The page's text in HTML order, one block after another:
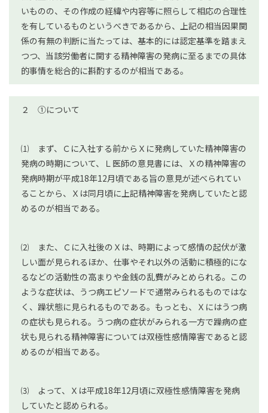
いものの、その作成の経緯や内容等に照らして相応の合理性
を有しているものというべきであるから、上記の相当因果関
係の有無の判断に当たっては、基本的には認定基準を踏まえ
つつ、当該労働者に関する精神障害の発病に至るまでの具体
的事情を総合的に斟酌するのが相当である。
２ ①について
⑴ まず、Ｃに入社する前からＸに発病していた精神障害の
発病の時期について、Ｌ医師の意見書には、Ｘの精神障害の
発病時期が平成18年12月頃である旨の意見が述べられてい
ることから、Ｘは同月頃に上記精神障害を発病していたと認
めるのが相当である。
⑵ また、Ｃに入社後のＸは、時期によって感情の起伏が激
しい面が見られるほか、仕事やそれ以外の活動に積極的にな
るなどの活動性の高まりや金銭の乱費がみとめられる。この
ような症状は、うつ病エピソードで通常みられるものではな
く、躁状態に見られるものである。もっとも、Ｘにはうつ病
の症状も見られる。うつ病の症状がみられる一方で躁病の症
状も見られる精神障害については双極性感情障害であると認
めるのが相当である。
⑶ よって、Ｘは平成18年12月頃に双極性感情障害を発病
していたと認められる。